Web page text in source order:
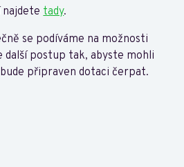
najdetetady.
se podíváme na možnosti
další postup tak, abyste mohli
připraven dotaci čerpat.